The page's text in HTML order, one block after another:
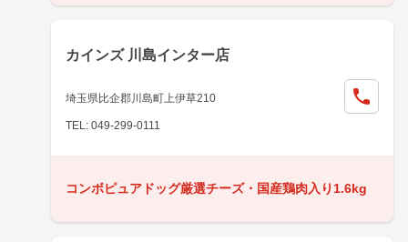
カインズ 川島インター店
埼玉県比企郡川島町上伊草210
TEL: 049-299-0111
コンボピュアドッグ厳選チーズ・国産鶏肉入り1.6kg